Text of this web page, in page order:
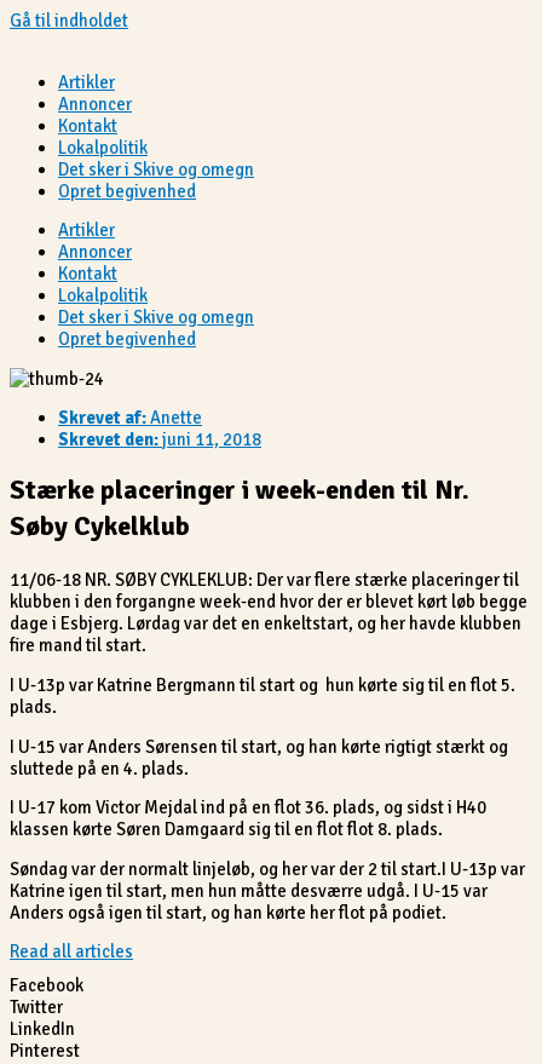
Gå til indholdet
Artikler
Annoncer
Kontakt
Lokalpolitik
Det sker i Skive og omegn
Opret begivenhed
Artikler
Annoncer
Kontakt
Lokalpolitik
Det sker i Skive og omegn
Opret begivenhed
Skrevet af:Anette
Skrevet den:juni 11, 2018
Stærke placeringer i week-enden til Nr.
Søby Cykelklub
11/06-18 NR. SØBY CYKLEKLUB: Der var flere stærke placeringer til
klubben i den forgangne week-end hvor der er blevet kørt løb begge
dage i Esbjerg. Lørdag var det en enkeltstart, og her havde klubben
fire mand til start.
I U-13p var Katrine Bergmann til start og hun kørte sig til en flot 5.
plads.
I U-15 var Anders Sørensen til start, og han kørte rigtigt stærkt og
sluttede på en 4. plads.
I U-17 kom Victor Mejdal ind på en flot 36. plads, og sidst i H40
klassen kørte Søren Damgaard sig til en flot flot 8. plads.
Søndag var der normalt linjeløb, og her var der 2 til start.I U-13p var
Katrine igen til start, men hun måtte desværre udgå. I U-15 var
Anders også igen til start, og han kørte her flot på podiet.
Read all articles
Facebook
Twitter
LinkedIn
Pinterest